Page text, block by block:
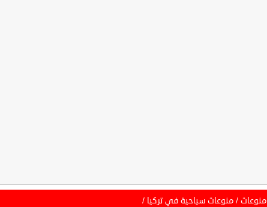
منوعات / منوعات سياحية في تركيا /